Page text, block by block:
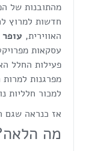
מהתובנות של
חדשות למרוץ
האווירית, עופר
עסקאות
פעילות החלל
מפרגנות
למכור חלליות
אז כנראה שגם
מה